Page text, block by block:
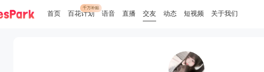
首页
千万补贴
百花计划 语音 直播 交友 动态 短视频 关于我们